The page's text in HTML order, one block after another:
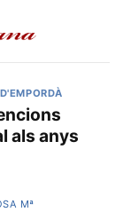
als anys
Mª